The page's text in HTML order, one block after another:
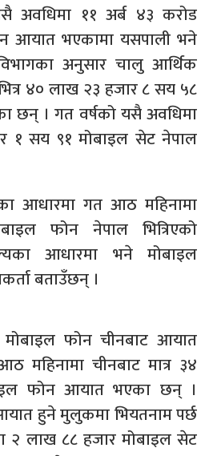
अवधिमा ११ अर्ब ४३ करोड
आयात भएकामा यसपाली भने
अनुसार चालु आर्थिक
४० लाख २३ हजार ८ सय ५८
छन् । गत वर्षको यसै अवधिमा
१ सय ९१ मोबाइल सेट नेपाल
आधारमा गत आठ महिनामा
फोन नेपाल भित्रिएको
आधारमा भने मोबाइल
बताउँछन् ।
फोन चीनबाट आयात
चीनबाट मात्र ३४
फोन आयात भएका छन् ।
हुने मुलुकमा भियतनाम पर्छ
२ लाख ८८ हजार मोबाइल सेट